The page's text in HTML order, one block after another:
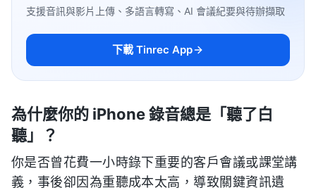
支援音訊與影片上傳、多語言轉寫、AI 會議紀要與待辦擷取
下載 Tinrec App
為什麼你的 iPhone 錄音總是「聽了白
聽」？
你是否曾花費一小時錄下重要的客戶會議或課堂講
義，事後卻因為重聽成本太高，導致關鍵資訊遺